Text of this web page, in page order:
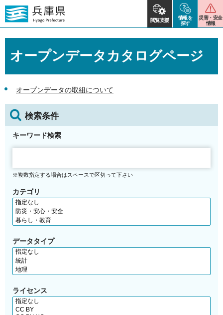
閲覧支援
情報を
探す
災害・安全
情報
オープンデータカタログページ
オープンデータの取組について
検索条件
キーワード検索
※複数指定する場合はスペースで区切って下さい
カテゴリ
データタイプ
ライセンス